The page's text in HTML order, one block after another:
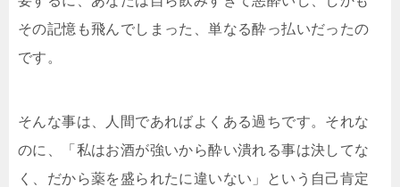
その記憶も飛んでしまった、単なる酔っ払いだったの
です。
そんな事は、人間であればよくある過ちです。それな
のに、「私はお酒が強いから酔い潰れる事は決してな
く、だから薬を盛られたに違いない」という自己肯定